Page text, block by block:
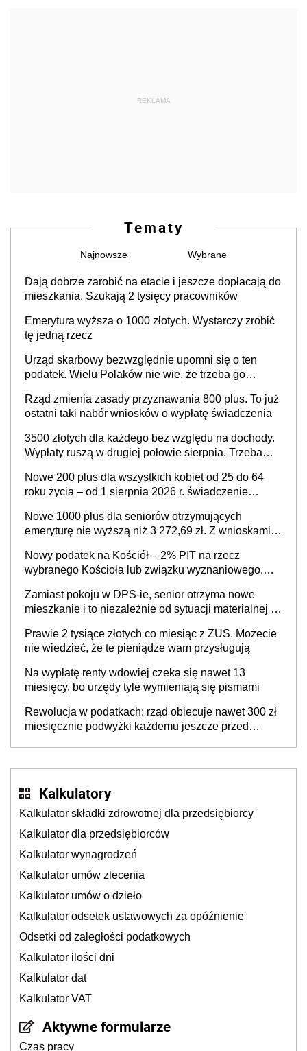
REKLAMA
Tematy
Najnowsze Wybrane
Dają dobrze zarobić na etacie i jeszcze dopłacają do
mieszkania. Szukają 2 tysięcy pracowników
Emerytura wyższa o 1000 złotych. Wystarczy zrobić
tę jedną rzecz
Urząd skarbowy bezwzględnie upomni się o ten
podatek. Wielu Polaków nie wie, że trzeba go
Rząd zmienia zasady przyznawania 800 plus. To już
ostatni taki nabór wniosków o wypłatę świadczenia
3500 złotych dla każdego bez względu na dochody.
Wypłaty ruszą w drugiej połowie sierpnia. Trzeba
Nowe 200 plus dla wszystkich kobiet od 25 do 64
roku życia – od 1 sierpnia 2026 r. świadczenie
Nowe 1000 plus dla seniorów otrzymujących
emeryturę nie wyższą niż 3 272,69 zł. Z wnioskami
nie otrzymają
Nowy podatek na Kościół – 2% PIT na rzecz
wybranego Kościoła lub związku wyznaniowego.
finansowania
Zamiast pokoju w DPS-ie, senior otrzyma nowe
mieszkanie i to niezależnie od sytuacji materialnej –
roku życia
Prawie 2 tysiące złotych co miesiąc z ZUS. Możecie
nie wiedzieć, że te pieniądze wam przysługują
Na wypłatę renty wdowiej czeka się nawet 13
miesięcy, bo urzędy tyle wymieniają się pismami
Rewolucja w podatkach: rząd obiecuje nawet 300 zł
miesięcznie podwyżki każdemu jeszcze przed
Kalkulatory
Kalkulator składki zdrowotnej dla przedsiębiorcy
Kalkulator dla przedsiębiorców
Kalkulator wynagrodzeń
Kalkulator umów zlecenia
Kalkulator umów o dzieło
Kalkulator odsetek ustawowych za opóźnienie
Odsetki od zaległości podatkowych
Kalkulator ilości dni
Kalkulator dat
Kalkulator VAT
Aktywne formularze
Czas pracy